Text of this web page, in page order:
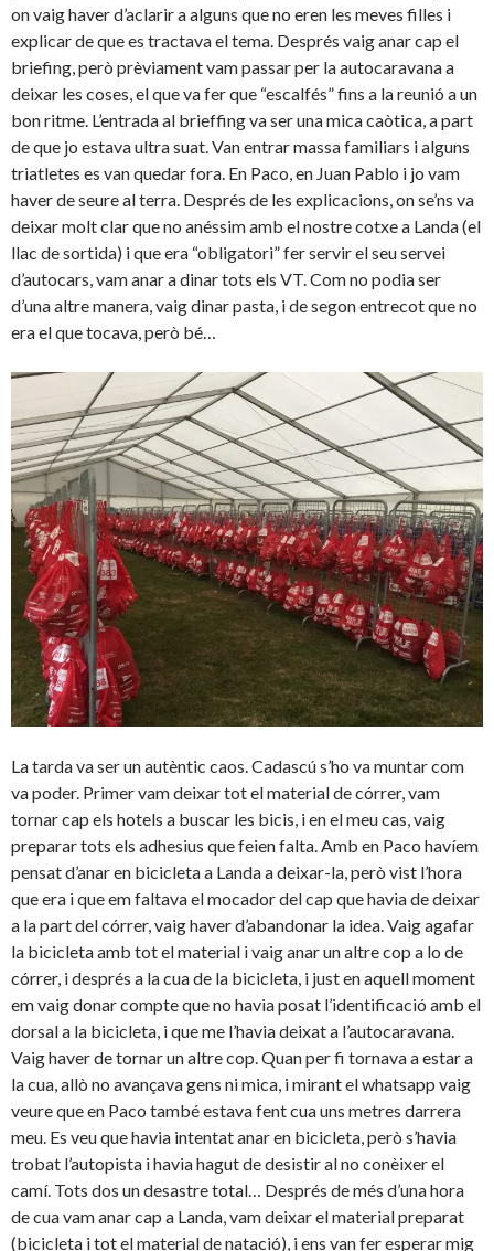
on vaig haver d’aclarir a alguns que no eren les meves filles i
explicar de que es tractava el tema. Després vaig anar cap el
briefing, però prèviament vam passar per la autocaravana a
deixar les coses, el que va fer que “escalfés” fins a la reunió a un
bon ritme. L’entrada al brieffing va ser una mica caòtica, a part
de que jo estava ultra suat. Van entrar massa familiars i alguns
triatletes es van quedar fora. En Paco, en Juan Pablo i jo vam
haver de seure al terra. Després de les explicacions, on se’ns va
deixar molt clar que no anéssim amb el nostre cotxe a Landa (el
llac de sortida) i que era “obligatori” fer servir el seu servei
d’autocars, vam anar a dinar tots els VT. Com no podia ser
d’una altre manera, vaig dinar pasta, i de segon entrecot que no
era el que tocava, però bé…
La tarda va ser un autèntic caos. Cadascú s’ho va muntar com
va poder. Primer vam deixar tot el material de córrer, vam
tornar cap els hotels a buscar les bicis, i en el meu cas, vaig
preparar tots els adhesius que feien falta. Amb en Paco havíem
pensat d’anar en bicicleta a Landa a deixar-la, però vist l’hora
que era i que em faltava el mocador del cap que havia de deixar
a la part del córrer, vaig haver d’abandonar la idea. Vaig agafar
la bicicleta amb tot el material i vaig anar un altre cop a lo de
córrer, i després a la cua de la bicicleta, i just en aquell moment
em vaig donar compte que no havia posat l’identificació amb el
dorsal a la bicicleta, i que me l’havia deixat a l’autocaravana.
Vaig haver de tornar un altre cop. Quan per fi tornava a estar a
la cua, allò no avançava gens ni mica, i mirant el whatsapp vaig
veure que en Paco també estava fent cua uns metres darrera
meu. Es veu que havia intentat anar en bicicleta, però s’havia
trobat l’autopista i havia hagut de desistir al no conèixer el
camí. Tots dos un desastre total… Després de més d’una hora
de cua vam anar cap a Landa, vam deixar el material preparat
(bicicleta i tot el material de natació), i ens van fer esperar mig